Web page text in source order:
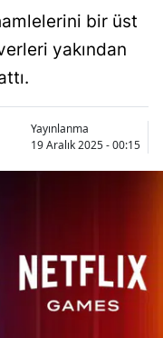
Balıkesir
Bitlis
Bursa
Çanakkale
bir üst
yakından
Yayınlanma
19 Aralık 2025 - 00:15